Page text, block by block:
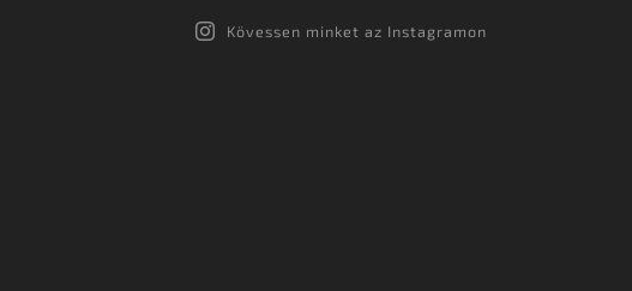
Kövessen minket az Instagramon